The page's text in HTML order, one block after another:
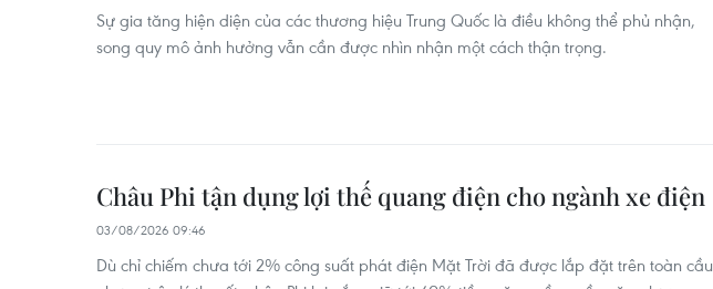
Sự gia tăng hiện diện của các thương hiệu Trung Quốc là điều không thể phủ nhận,
song quy mô ảnh hưởng vẫn cần được nhìn nhận một cách thận trọng.
Châu Phi tận dụng lợi thế quang điện cho ngành xe điện
03/08/2026 09:46
Dù chỉ chiếm chưa tới 2% công suất phát điện Mặt Trời đã được lắp đặt trên toàn cầu